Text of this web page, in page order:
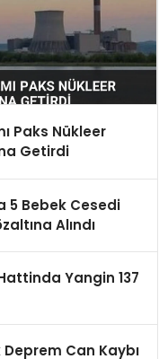
Paks Nükleer
Getirdi
5 Bebek Cesedi
Alındı
Yangin 137
Deprem Can Kaybı